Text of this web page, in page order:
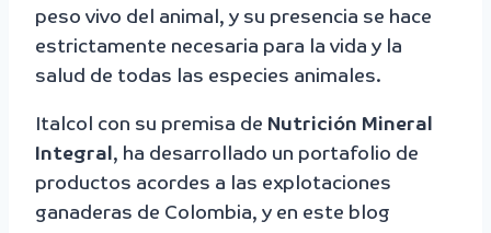
peso vivo del animal, y su presencia se hace
estrictamente necesaria para la vida y la
salud de todas las especies animales.
Italcol con su premisa de Nutrición Mineral
Integral , ha desarrollado un portafolio de
productos acordes a las explotaciones
ganaderas de Colombia, y en este blog